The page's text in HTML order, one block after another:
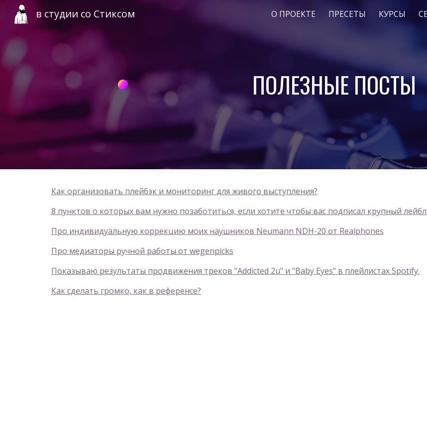
Skip to main content Skip to
в студии со Стиксом О ПРОЕКТЕ ПРЕСЕТЫ КУРСЫ
ПОЛЕЗНЫЕ ПОСТЫ
Как организовать плейбэк и мониторинг для живого выступления?
8 пунктов о которых вам нужно позаботиться, если хотите чтобы вас подписал крупный
Про индивидуальную коррекцию моих наушников Neumann NDH-20 от Realphones
Про медиаторы ручной работы от wegenpicks
Показываю результаты продвижения треков "Addicted 2u" и "Baby Eyes" в плейлистах Spotify.
Как сделать громко, как в референсе?